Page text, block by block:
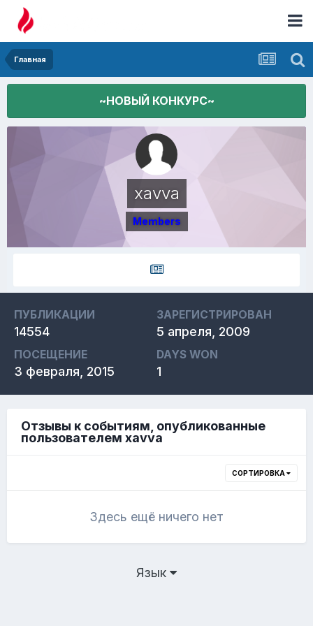
Главная
~НОВЫЙ КОНКУРС~
xavva
Members
ПУБЛИКАЦИИ
14554
ЗАРЕГИСТРИРОВАН
5 апреля, 2009
ПОСЕЩЕНИЕ
3 февраля, 2015
DAYS WON
1
Отзывы к событиям, опубликованные
пользователем xavva
СОРТИРОВКА
Здесь ещё ничего нет
Язык